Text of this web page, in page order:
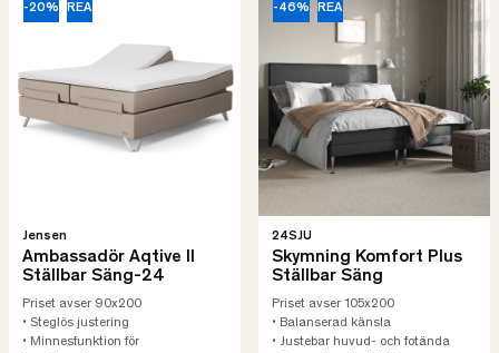
-20% REA
Jensen
Ambassadör Aqtive II
Ställbar Säng-24
Priset avser 90x200
• Steglös justering
• Minnesfunktion för
-46% REA
24SJU
Skymning Komfort Plus
Ställbar Säng
Priset avser 105x200
• Balanserad känsla
• Justebar huvud- och fotända